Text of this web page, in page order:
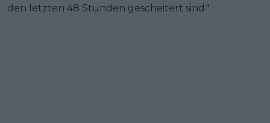
den letzten 48 Stunden gescheitert sind."